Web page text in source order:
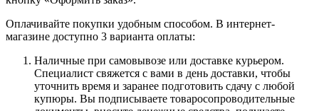
Оплачивайте покупки удобным способом. В интернет-
магазине доступно 3 варианта оплаты:
Наличные при самовывозе или доставке курьером.
Специалист свяжется с вами в день доставки, чтобы
уточнить время и заранее подготовить сдачу с любой
купюры. Вы подписываете товаросопроводительные